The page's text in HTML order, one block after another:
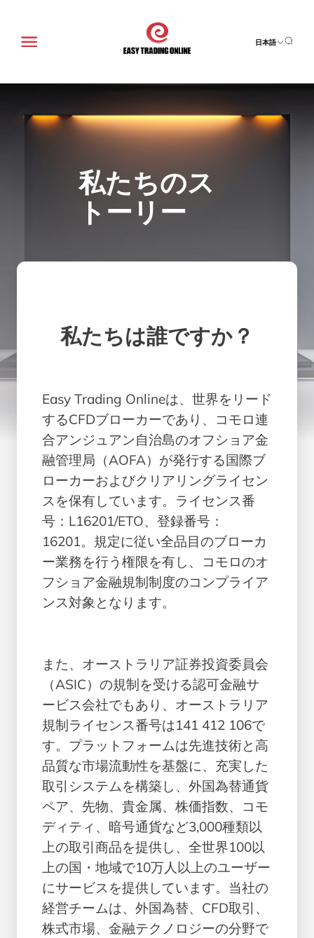
日本語
私たちのス
トーリー
私たちは誰ですか？
Easy Trading Onlineは、世界をリード
するCFDブローカーであり、コモロ連
合アンジュアン自治島のオフショア金
融管理局（AOFA）が発行する国際ブ
ローカーおよびクリアリングライセン
スを保有しています。ライセンス番
号：L16201/ETO、登録番号：
16201。規定に従い全品目のブローカ
ー業務を行う権限を有し、コモロのオ
フショア金融規制制度のコンプライア
ンス対象となります。
また、オーストラリア証券投資委員会
（ASIC）の規制を受ける認可金融サ
ービス会社でもあり、オーストラリア
規制ライセンス番号は141 412 106で
す。プラットフォームは先進技術と高
品質な市場流動性を基盤に、充実した
取引システムを構築し、外国為替通貨
ペア、先物、貴金属、株価指数、コモ
ディティ、暗号通貨など3,000種類以
上の取引商品を提供し、全世界100以
上の国・地域で10万人以上のユーザー
にサービスを提供しています。当社の
経営チームは、外国為替、CFD取引、
株式市場、金融テクノロジーの分野で